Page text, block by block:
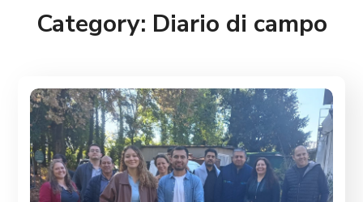
Category: Diario di campo